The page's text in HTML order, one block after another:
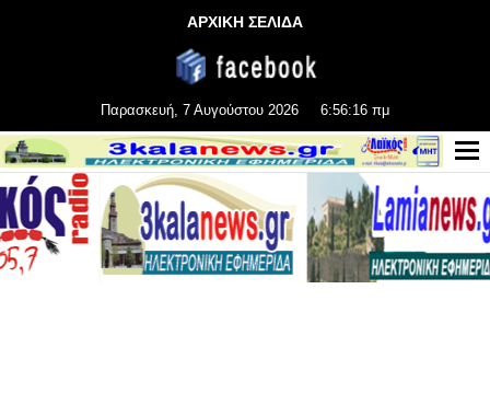
ΑΡΧΙΚΗ ΣΕΛΙΔΑ
Παρασκευή, 7 Αυγούστου 2026 6:56:16 πμ